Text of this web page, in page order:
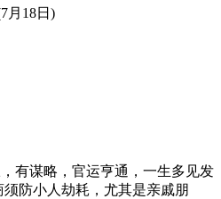
月18日)
有谋略，官运亨通，一生多见发
防小人劫耗，尤其是亲戚朋